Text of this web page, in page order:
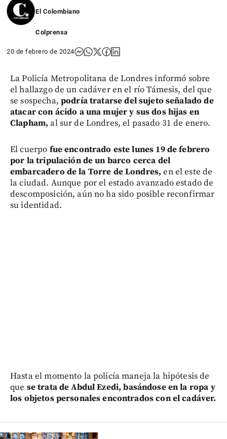
El Colombiano
Colprensa
20 de febrero de 2024
La Policía Metropolitana de Londres informó sobre
el hallazgo de un cadáver en el río Támesis, del que
se sospecha, podría tratarse del sujeto señalado de
atacar con ácido a una mujer y sus dos hijas en
Clapham,al sur de Londres, el pasado 31 de enero.
El cuerpo fue encontrado este lunes 19 de febrero
por la tripulación de un barco cerca del
embarcadero de la Torre de Londres, en el este de
la ciudad. Aunque por el estado avanzado estado de
descomposición, aún no ha sido posible reconfirmar
su identidad.
Hasta el momento la policía maneja la hipótesis de
que se trata de Abdul Ezedi, basándose en la ropa y
los objetos personales encontrados con el cadáver.